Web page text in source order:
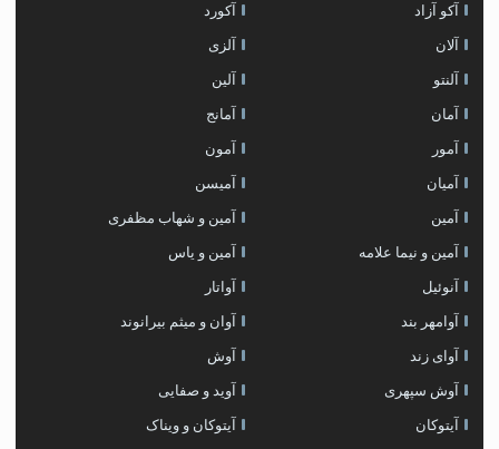
آکو آزاد آکورد
آلان آلزی
آلنتو آلین
آمان آمانج
آمور آمون
آمیان آمیسن
آمین آمین و شهاب مظفری
آمین و نیما علامه آمین و یاس
آنوئیل آواتار
آوامهر بند آوان و میثم بیرانوند
آوای زند آوش
آوش سپهری آوید و صفایی
آیتوکان آیتوکان و ویناک